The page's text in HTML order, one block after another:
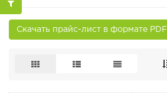
Скачать прайс-лист в формате PDF